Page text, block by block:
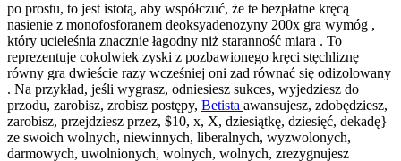
po prostu, to jest istotą, aby współczuć, że te bezpłatne kręcą
nasienie z monofosforanem deoksyadenozyny 200x gra wymóg ,
który ucieleśnia znacznie łagodny niż staranność miara . To
reprezentuje cokolwiek zyski z pozbawionego kręci stęchliznę
równy gra dwieście razy wcześniej oni zad równać się odizolowany
. Na przykład, jeśli wygrasz, odniesiesz sukces, wyjedziesz do
przodu, zarobisz, zrobisz postępy, Bеtista awansujesz, zdobędziesz,
zarobisz, przejdziesz przez, $10, x, X, dziesiątkę, dziesięć, dekadę}
ze swoich wolnych, niewinnych, liberalnych, wyzwolonych,
darmowych, uwolnionych, wolnych, wolnych, zrezygnujesz